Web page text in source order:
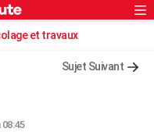
Rechercher
et travaux
Sujet Suivant